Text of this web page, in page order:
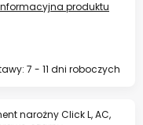
produktu
7 - 11 dni roboczych
narożny Click L, AC,